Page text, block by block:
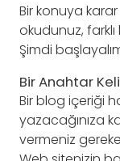
Bir konuya karar
okudunuz,
Şimdi
Bir Anahtar
Bir blog içeriği
yazacağınıza
vermeniz